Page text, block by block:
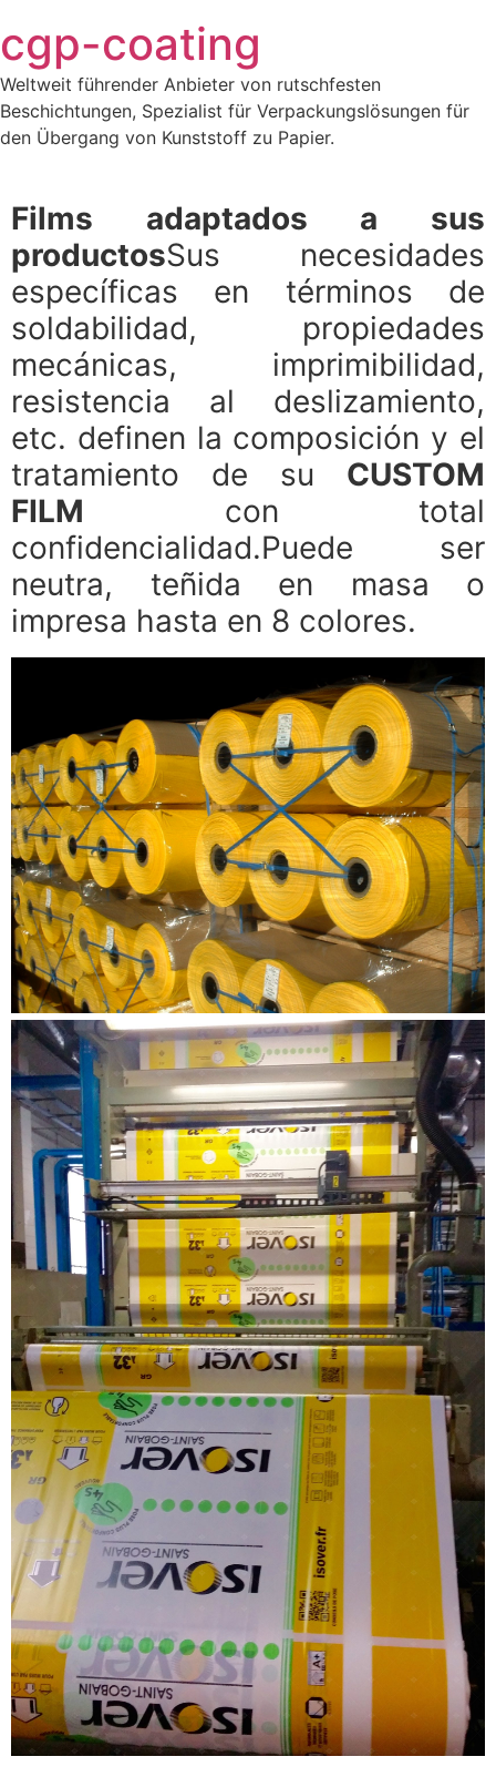
al
contenido
cgp-coating
Weltweit führender Anbieter von rutschfesten
Beschichtungen, Spezialist für Verpackungslösungen für
den Übergang von Kunststoff zu Papier.
Films adaptados a sus
productosSus necesidades
específicas en términos de
soldabilidad, propiedades
mecánicas, imprimibilidad,
resistencia al deslizamiento,
etc. definen la composición y el
tratamiento de su CUSTOM
FILM con total
confidencialidad.Puede ser
neutra, teñida en masa o
impresa hasta en 8 colores.